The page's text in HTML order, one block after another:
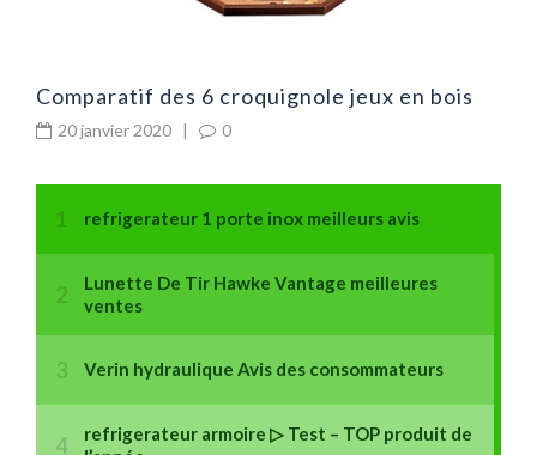
Comparatif des 6 croquignole jeux en bois
20 janvier 2020 | 0